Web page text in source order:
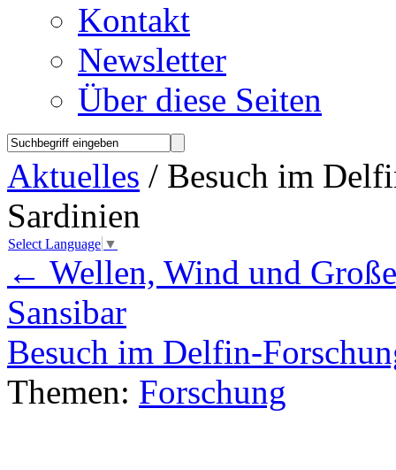
Kontakt
Newsletter
Über diese Seiten
Aktuelles / Besuch im
Sardinien
Select Language ▼
← Wellen, Wind und
Sansibar
Besuch im Delfin-
Themen: Forschung